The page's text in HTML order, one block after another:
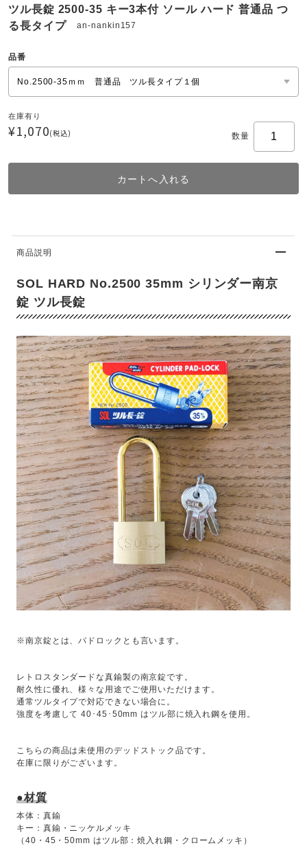
ツル長錠 2500-35 キー3本付 ソール ハード 普通品 つ
る長タイプ
an-nankin157
品番
在庫有り
¥1,070(税込) 数量
商品説明
SOL HARD No.2500 35mm シリンダー南京
錠 ツル長錠
※南京錠とは、パドロックとも言います。
レトロスタンダードな真鍮製の南京錠です。
耐久性に優れ、様々な用途でご使用いただけます。
通常ツルタイプで対応できない場合に。
強度を考慮して 40･45･50mm はツル部に焼入れ鋼を使用。
こちらの商品は未使用のデッドストック品です。
在庫に限りがございます。
●材質
本体：真鍮
キー：真鍮・ニッケルメッキ
（40・45・50mm はツル部：焼入れ鋼・クロームメッキ）